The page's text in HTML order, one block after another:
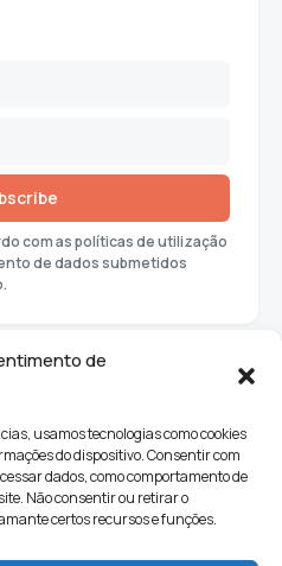
de
usamos tecnologias como cookies
do dispositivo. Consentir com
dados, como comportamento de
Não consentir ou retirar o
certos recursos e funções.
com as políticas de utilização
de dados submetidos